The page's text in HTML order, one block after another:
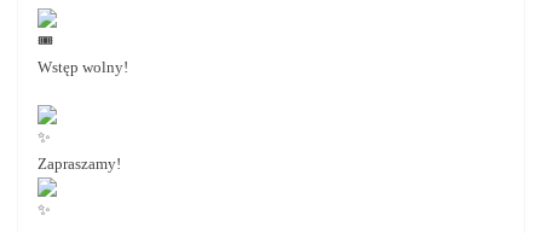
Wstęp wolny!
Zapraszamy!